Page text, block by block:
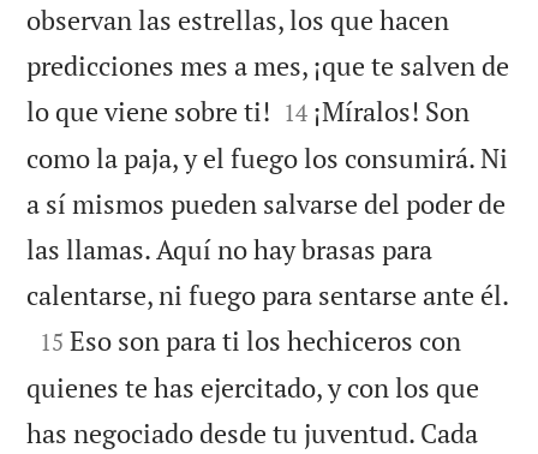
observan las estrellas, los que hacen
predicciones mes a mes, ¡que te salven de
lo que viene sobre ti! 

14 ¡Míralos! Son
como la paja, y el fuego los consumirá. Ni
a sí mismos pueden salvarse del poder de
las llamas. Aquí no hay brasas para
calentarse, ni fuego para sentarse ante él.

15 Eso son para ti los hechiceros con
quienes te has ejercitado, y con los que
has negociado desde tu juventud. Cada